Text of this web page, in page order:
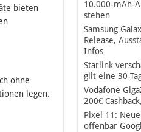
bieten
ohne
legen​.
10.000-mAh-
stehen
Samsung
Release,
Infos
Starlink
gilt eine 30-
Vodafone
200€
Pixel 11:
offenbar